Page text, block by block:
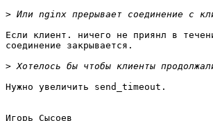
>
Если клиент. ничего не приянл в
соединение закрывается.
>
Нужно увеличить send_timeout.